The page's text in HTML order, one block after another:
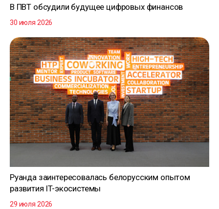
В ПВТ обсудили будущее цифровых финансов
30 июля 2026
Руанда заинтересовалась белорусским опытом
развития IT-экосистемы
29 июля 2026